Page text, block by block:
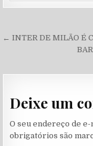
Navegação
← INTER DE MILÃO É
Deixe um
O seu endereço de
obrigatórios são